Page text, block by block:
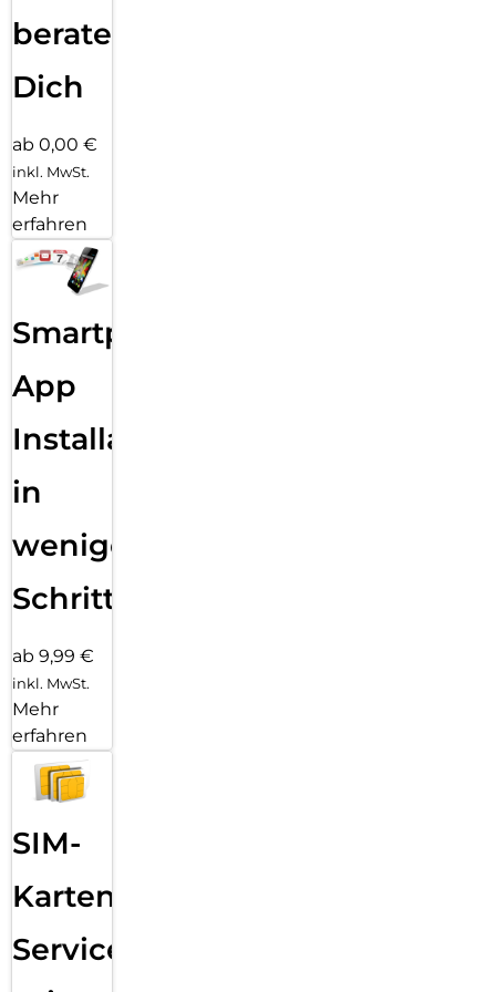
beraten
Dich
ab 0,00 €
inkl. MwSt.
Mehr
erfahren
Smartphone
App
Installation
in
wenigen
Schritten
ab 9,99 €
inkl. MwSt.
Mehr
erfahren
SIM-
Karten
Service: